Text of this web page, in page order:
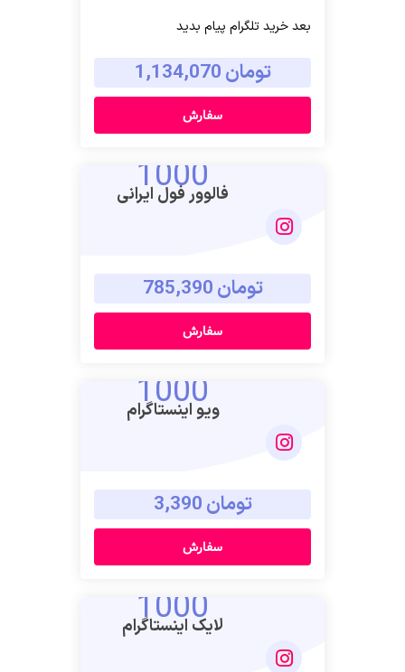
بعد خرید تلگرام پیام بدید
تومان 1,134,070
سفارش
1000
فالوور فول ایرانی
تومان 785,390
سفارش
1000
ویو اینستاگرام
تومان 3,390
سفارش
1000
لایک اینستاگرام